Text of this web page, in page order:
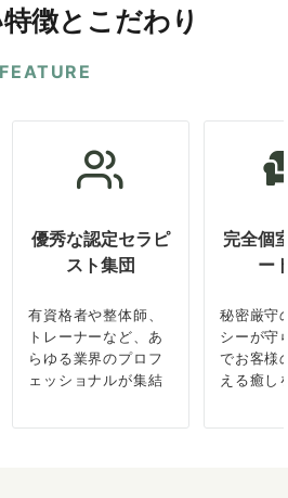
徴とこだわり
FEATURE
優秀な認定セラピ
スト集団
有資格者や整体師、
トレーナーなど、あ
らゆる業界のプロフ
ェッショナルが集結
完全個
ー
秘密厳守
シーが守
でお客様
える癒し